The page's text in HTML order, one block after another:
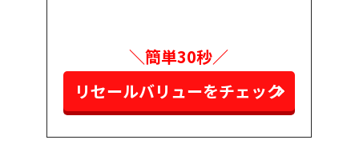
＼簡単30秒／
リセールバリューをチェック